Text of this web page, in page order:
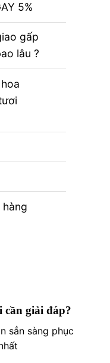
5%
gấp
lâu ?
hàng
cần giải đáp?
sẳn sàng phục